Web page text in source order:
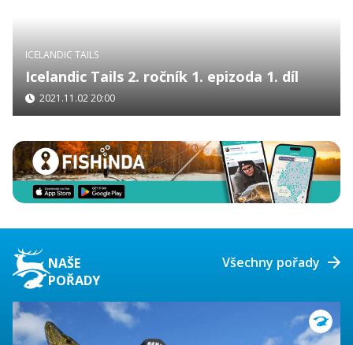
ICELANDIC TAILS
Icelandic Tails 2. ročník 1. epizoda 1. díl
2021.11.02 20:00
NAŠE
POŘADY
Všechny pořady